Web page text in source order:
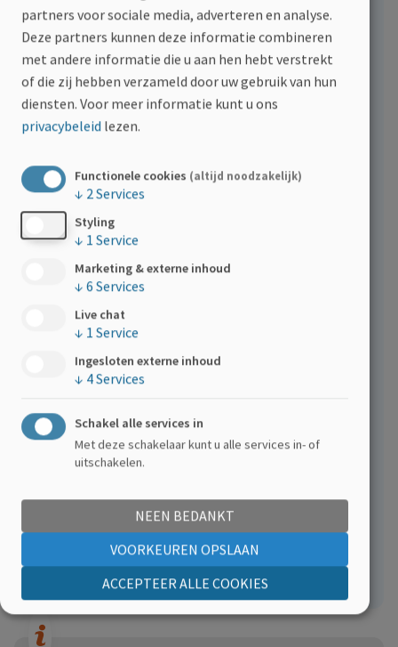
Prijs?
Voor de hele workshop (4 sportsessies van 2 uur) betaal
Douches zijn niet aanwezig.
Wandelen en rechtstaan (eventueel met hulp) is nodig
om de oefeningen te kunnen uitvoeren. Ieder
sportniveau is welkom!
partners voor sociale media, adverteren en analyse.
Deze partners kunnen deze informatie combineren
met andere informatie die u aan hen hebt verstrekt
of die zij hebben verzameld door uw gebruik van hun
diensten. Voor meer informatie kunt u ons
privacybeleid lezen.
Functionele cookies (altijd noodzakelijk)
↓ 2 Services
Styling
↓ 1 Service
Marketing & externe inhoud
↓ 6 Services
Live chat
↓ 1 Service
Ingesloten externe inhoud
↓ 4Services
Schakel alle services in
Met deze schakelaar kunt u alle services in- of
uitschakelen.
NEEN BEDANKT
VOORKEUREN OPSLAAN
ACCEPTEER ALLE COOKIES